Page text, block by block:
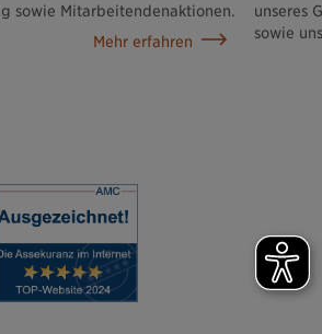
sowie Mitarbeitendenaktionen.
Mehr erfahren
unseres
sowie